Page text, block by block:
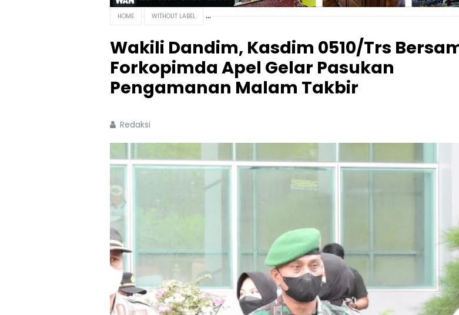
HOME WITHOUT LABEL
Wakili Dandim, Kasdim 0510/Trs
Forkopimda Apel Gelar Pasukan
Pengamanan Malam Takbir
Redaksi